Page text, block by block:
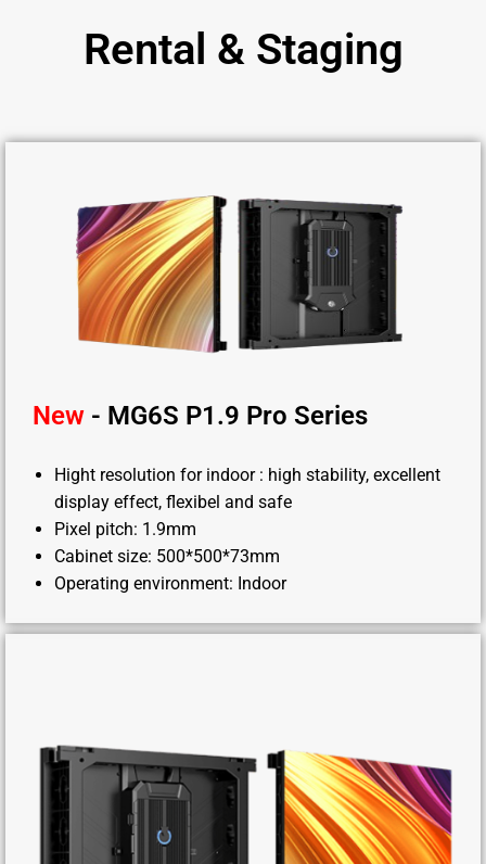
Rental & Staging
New - MG6S P1.9 Pro Series
Hight resolution for indoor : high stability, excellent
display effect, flexibel and safe
Pixel pitch: 1.9mm
Cabinet size: 500*500*73mm
Operating environment: Indoor